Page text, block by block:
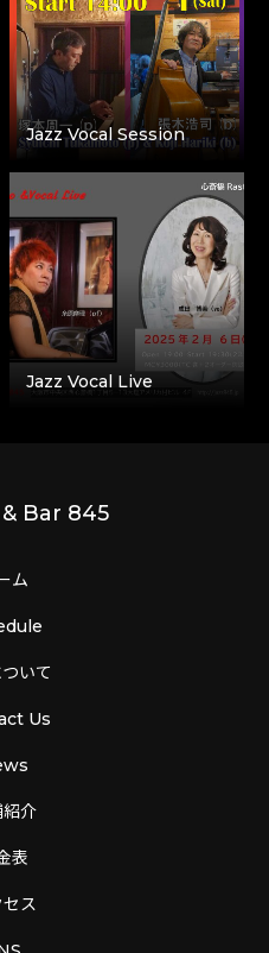
Jazz Vocal Session
Jazz Vocal Live
Bar 845
ム
いて
Us
介
表
セス